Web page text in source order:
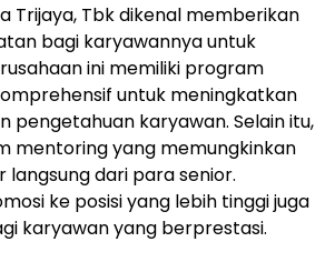
Trijaya, Tbk dikenal memberikan
bagi karyawannya untuk
ini memiliki program
untuk meningkatkan
pengetahuan karyawan. Selain itu,
mentoring yang memungkinkan
langsung dari para senior.
ke posisi yang lebih tinggi juga
karyawan yang berprestasi.